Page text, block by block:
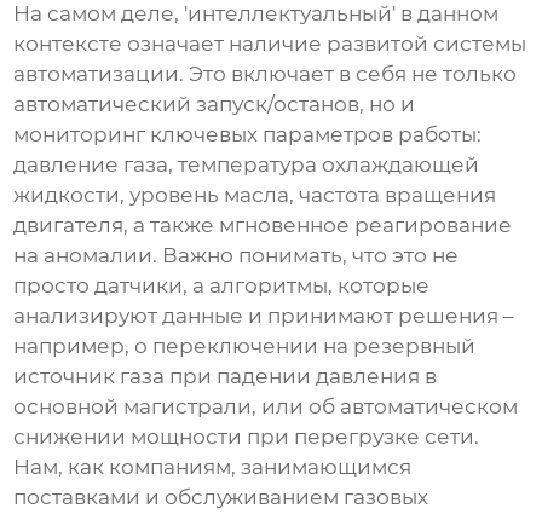
На самом деле, 'интеллектуальный' в данном
контексте означает наличие развитой системы
автоматизации. Это включает в себя не только
автоматический запуск/останов, но и
мониторинг ключевых параметров работы:
давление газа, температура охлаждающей
жидкости, уровень масла, частота вращения
двигателя, а также мгновенное реагирование
на аномалии. Важно понимать, что это не
просто датчики, а алгоритмы, которые
анализируют данные и принимают решения –
например, о переключении на резервный
источник газа при падении давления в
основной магистрали, или об автоматическом
снижении мощности при перегрузке сети.
Нам, как компаниям, занимающимся
поставками и обслуживанием газовых